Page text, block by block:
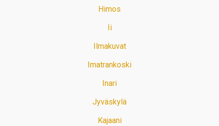
Himos
Ii
Ilmakuvat
Imatrankoski
Inari
Jyväskylä
Kajaani